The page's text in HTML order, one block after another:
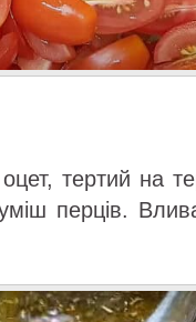
тертий на
перців.